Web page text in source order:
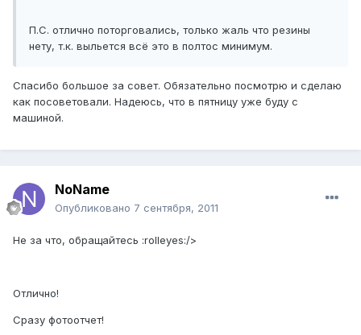
П.С. отлично поторговались, только жаль что резины
нету, т.к. выльется всё это в полтос минимум.
Спасибо большое за совет. Обязательно посмотрю и сделаю
как посоветовали. Надеюсь, что в пятницу уже буду с
машиной.
NoName
Опубликовано 7 сентября, 2011
Не за что, обращайтесь :rolleyes:/>
Отлично!
Сразу фотоотчет!